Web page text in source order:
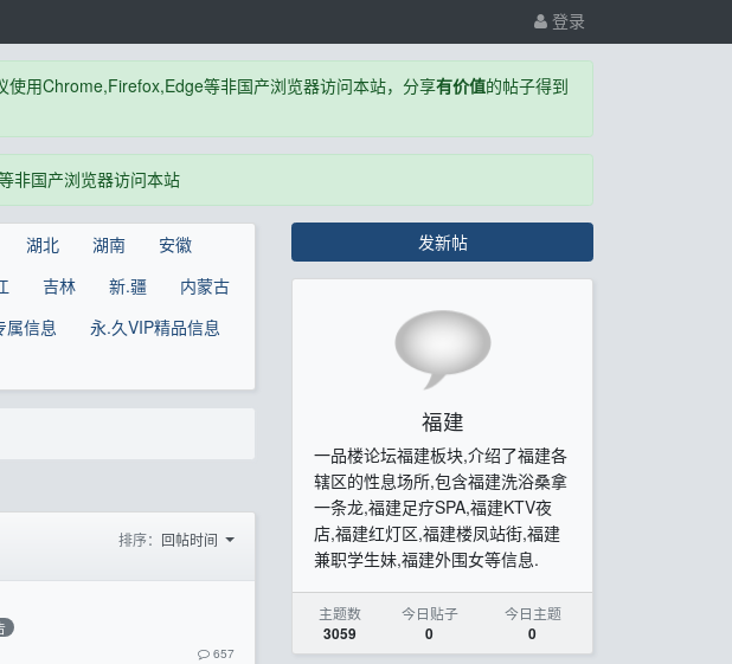
登录
使用Chrome,Firefox,Edge等非国产浏览器访问本站，分享有价值的帖子得到
非国产浏览器访问本站
湖北 湖南
安徽
吉林 新.疆
内蒙古
属信息
永.久VIP精品信息
排序： 回帖时间
657
发新帖
福建
一品楼论坛福建板块,介绍了福建各
辖区的性息场所,包含福建洗浴桑拿
一条龙,福建足疗SPA,福建KTV夜
店,福建红灯区,福建楼凤站街,福建
兼职学生妹,福建外围女等信息.
主题数
3059
今日贴子
0
今日主题
0